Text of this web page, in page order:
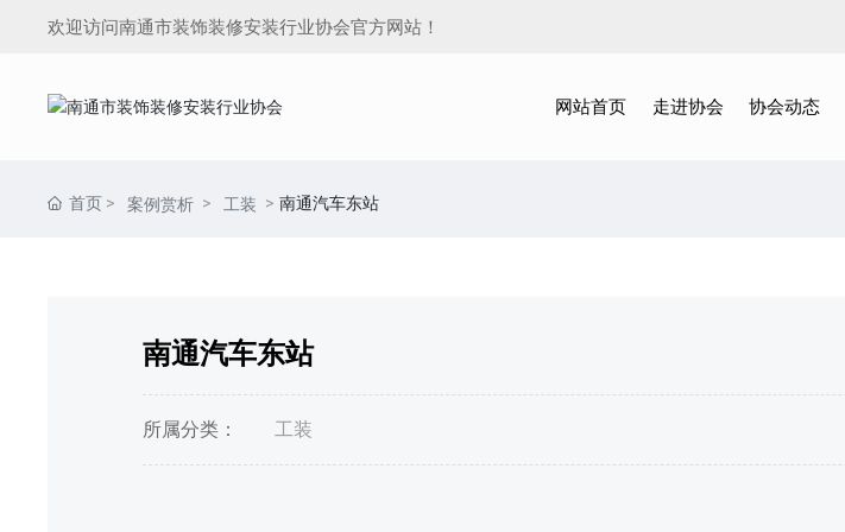
欢迎访问南通市装饰装修安装行业协会官方网站！
网站首页 走进协会 协会动态
首页 案例赏析 工装 南通汽车东站
南通汽车东站
所属分类： 工装